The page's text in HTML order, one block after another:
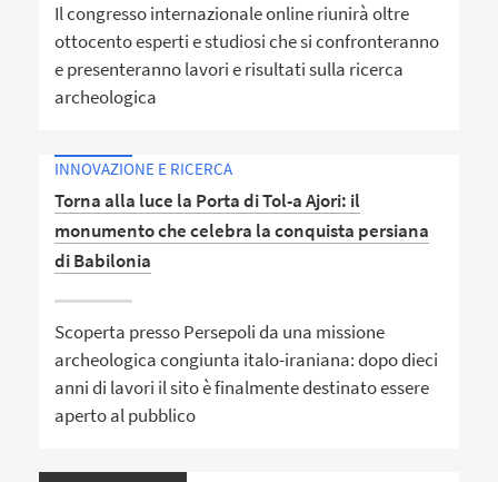
Il congresso internazionale online riunirà oltre
ottocento esperti e studiosi che si confronteranno
e presenteranno lavori e risultati sulla ricerca
archeologica
INNOVAZIONE E RICERCA
Torna alla luce la Porta di Tol-a Ajori: il
monumento che celebra la conquista persiana
di Babilonia
Scoperta presso Persepoli da una missione
archeologica congiunta italo-iraniana: dopo dieci
anni di lavori il sito è finalmente destinato essere
aperto al pubblico